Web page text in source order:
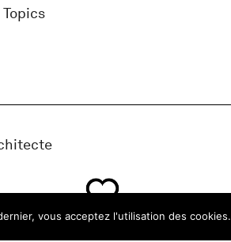
Topics
vous acceptez l'utilisation des cookies.